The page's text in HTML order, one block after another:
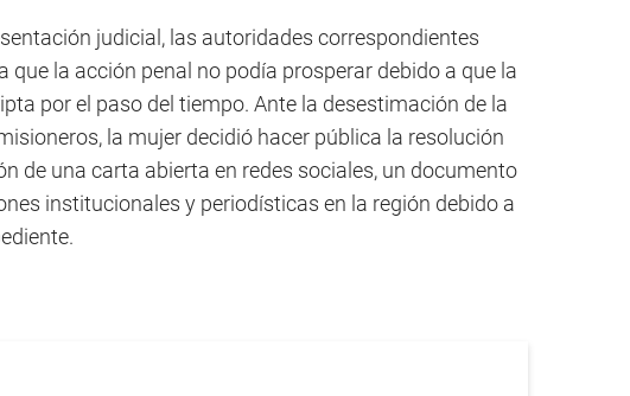
judicial, las autoridades correspondientes
la acción penal no podía prosperar debido a que la
por el paso del tiempo. Ante la desestimación de la
la mujer decidió hacer pública la resolución
de una carta abierta en redes sociales, un documento
institucionales y periodísticas en la región debido a